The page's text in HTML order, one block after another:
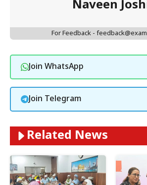
Naveen
For Feedback -
Join WhatsApp
Join Telegram
Related News